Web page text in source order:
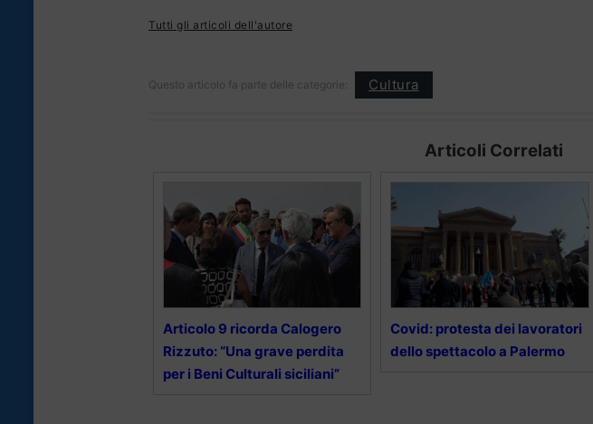
Tutti gli articoli dell'autore
Questo articolo fa parte delle categorie: Cultura
Articoli Correlati
Articolo 9 ricorda Calogero
Rizzuto: “Una grave perdita
per i Beni Culturali siciliani”
Covid: protesta dei lavoratori
dello spettacolo a Palermo